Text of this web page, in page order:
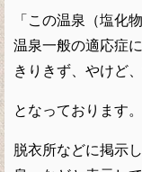
「この温泉（塩化
温泉一般の適応症に
きりきず、やけど
となっております。
脱衣所などに掲示